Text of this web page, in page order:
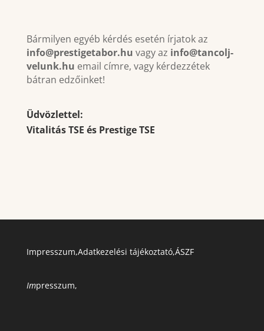
Bármilyen egyéb kérdés esetén írjatok az
info@prestigetabor.hu vagy az info@tancolj-
velunk.hu email címre, vagy kérdezzétek
bátran edzőinket!
Üdvözlettel:
Vitalitás TSE és Prestige TSE
Impresszum,Adatkezelési tájékoztató,ÁSZF
Impresszum,